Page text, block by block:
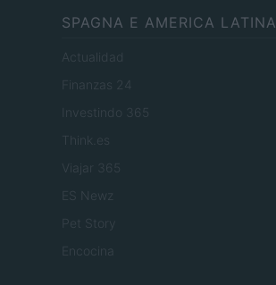
SPAGNA E AMERICA LATINA
Actualidad
Finanzas 24
Investindo 365
Think.es
Viajar 365
ES Newz
Pet Story
Encocina